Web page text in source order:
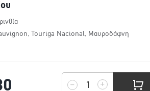
Touriga Nacional Μαυροδάφνη